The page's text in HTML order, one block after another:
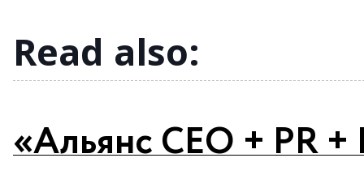
Read also:
«Альянс CEO + PR +